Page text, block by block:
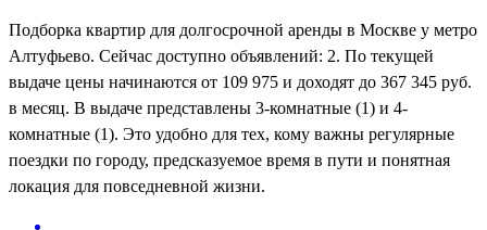
Подборка квартир для долгосрочной аренды в Москве у метро
Алтуфьево. Сейчас доступно объявлений: 2. По текущей
выдаче цены начинаются от 109 975 и доходят до 367 345 руб.
в месяц. В выдаче представлены 3-комнатные (1) и 4-
комнатные (1). Это удобно для тех, кому важны регулярные
поездки по городу, предсказуемое время в пути и понятная
локация для повседневной жизни.